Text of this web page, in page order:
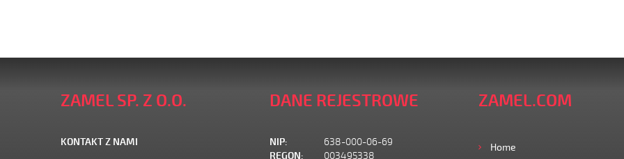
ZAMEL SP. Z O.O.
KONTAKT Z NAMI
DANE REJESTROWE
NIP:
638-000-06-69
REGON:
003495338
ZAMEL.COM
Home